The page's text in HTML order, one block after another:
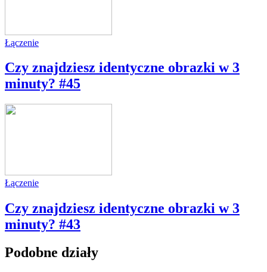
Łączenie
Czy znajdziesz identyczne obrazki w 3
minuty? #45
Łączenie
Czy znajdziesz identyczne obrazki w 3
minuty? #43
Podobne działy